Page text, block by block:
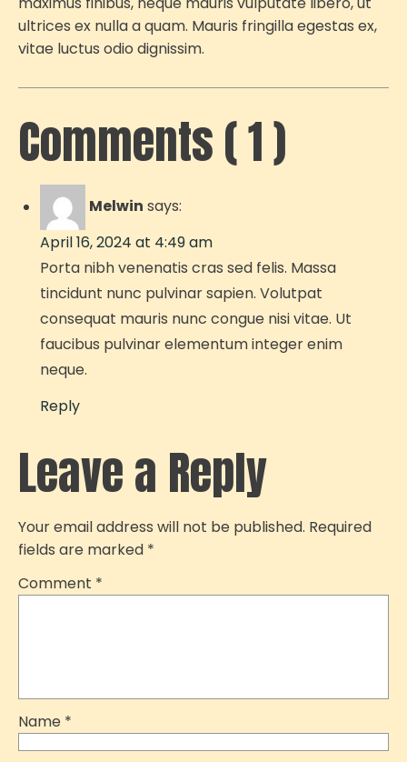
ultrices ex nulla a quam. Mauris fringilla egestas ex,
vitae luctus odio dignissim.
Comments ( 1 )
Melwin says:
April 16, 2024 at 4:49 am
Porta nibh venenatis cras sed felis. Massa
tincidunt nunc pulvinar sapien. Volutpat
consequat mauris nunc congue nisi vitae. Ut
faucibus pulvinar elementum integer enim
neque.
Reply
Leave a Reply
Your email address will not be published. Required
fields are marked *
Comment *
Name *